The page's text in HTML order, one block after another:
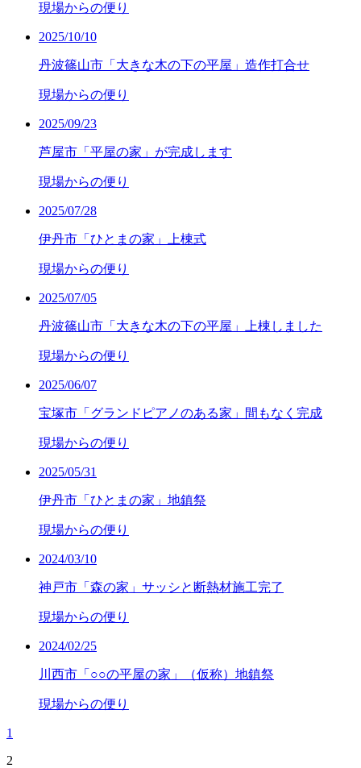
現場からの便り
2025/10/10
丹波篠山市「大きな木の下の平屋」造作打合せ
現場からの便り
2025/09/23
芦屋市「平屋の家」が完成します
現場からの便り
2025/07/28
伊丹市「ひとまの家」上棟式
現場からの便り
2025/07/05
丹波篠山市「大きな木の下の平屋」上棟しました
現場からの便り
2025/06/07
宝塚市「グランドピアノのある家」間もなく完成
現場からの便り
2025/05/31
伊丹市「ひとまの家」地鎮祭
現場からの便り
2024/03/10
神戸市「森の家」サッシと断熱材施工完了
現場からの便り
2024/02/25
川西市「○○の平屋の家」（仮称）地鎮祭
現場からの便り
1
2